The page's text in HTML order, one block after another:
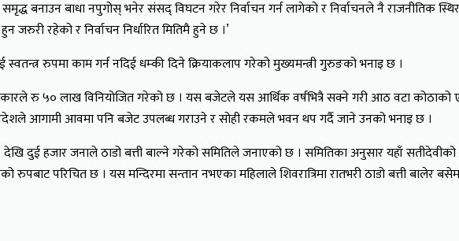
बनाउन बाधा नपुगोस् भनेर संसद् विघटन गरेर निर्वाचन गर्न लागेको र निर्वाचनले नै राजनीतिक
रहेको र निर्वाचन निर्धारित मितिमै हुने छ ।’
स्वतन्त्र रुपमा काम गर्न नदिई धम्की दिने क्रियाकलाप गरेको मुख्यमन्त्री गुरुङको भनाइ छ ।
रु ५० लाख विनियोजित गरेको छ । यस बजेटले यस आर्थिक वर्षभित्रै सक्ने गरी आठ वटा
प्रदेशले आगामी आवमा पनि बजेट उपलब्ध गराउने र सोही रकमले भवन थप गर्दै जाने उनको भनाइ छ ।
देखि दुई हजार जनाले ठाडो बत्ती बाल्ने गरेको समितिले जनाएको छ । समितिका अनुसार यहाँ सतीदेवीको
परिचित छ । यस मन्दिरमा सन्तान नभएका महिलाले शिवरात्रिमा रातभरी ठाडो बत्ती बालेर